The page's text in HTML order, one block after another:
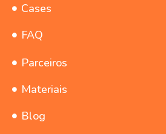
Cases
FAQ
Parceiros
Materiais
Blog